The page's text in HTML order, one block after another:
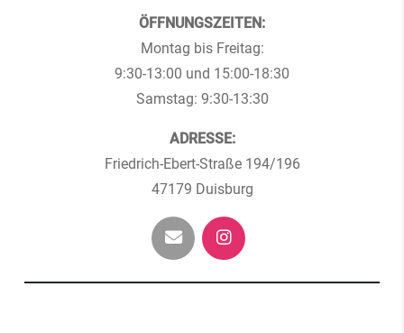
ÖFFNUNGSZEITEN:
Montag bis Freitag:
9:30-13:00 und 15:00-18:30
Samstag: 9:30-13:30
ADRESSE:
Friedrich-Ebert-Straße 194/196
47179 Duisburg